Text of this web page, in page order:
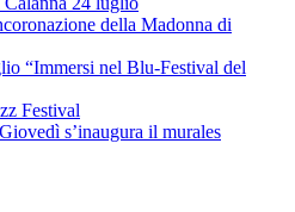
della Madonna di
“Immersi nel Blu-Festival del
Festival
s’inaugura il murales